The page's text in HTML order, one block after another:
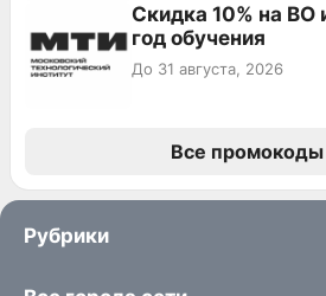
Скидка 10% на
год обучения
До 31 августа, 2026
Все промокоды
Рубрики